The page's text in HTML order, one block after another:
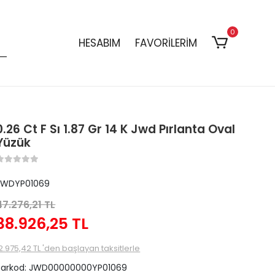
HESABIM FAVORİLERİM
0
Ct F Sı 1.87 Gr 14 K Jwd Pırlanta Oval
TL
TL
TL 'den başlayan taksitlerle
JWD00000000YP01069